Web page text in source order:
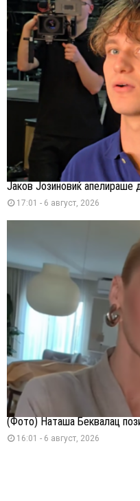
Јаков Јозиновиќ апелираше
17:01 - 6 август, 2026
(Фото) Наташа Беквалац
16:01 - 6 август, 2026